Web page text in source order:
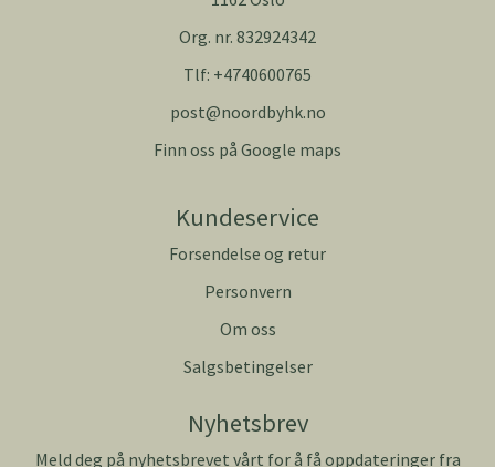
Org. nr. 832924342
Tlf: +4740600765
post@noordbyhk.no
Finn oss på Google maps
Kundeservice
Forsendelse og retur
Personvern
Om oss
Salgsbetingelser
Nyhetsbrev
Meld deg på nyhetsbrevet vårt for å få oppdateringer fra